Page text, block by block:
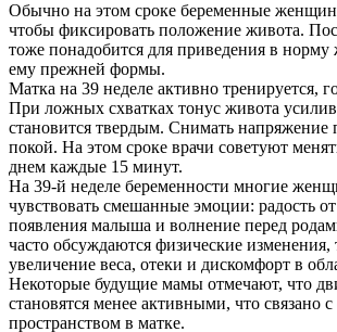
Обычно на этом сроке беременные
чтобы фиксировать положение живота.
тоже понадобится для приведения в
ему прежней формы.
Матка на 39 неделе активно тренируется,
При ложных схватках тонус живота
становится твердым. Снимать напряжение
покой. На этом сроке врачи советуют
днем каждые 15 минут.
На 39-й неделе беременности многие
чувствовать смешанные эмоции: радость
появления малыша и волнение перед
часто обсуждаются физические изменения,
увеличение веса, отеки и дискомфорт в
Некоторые будущие мамы отмечают, что
становятся менее активными, что связано
пространством в матке.